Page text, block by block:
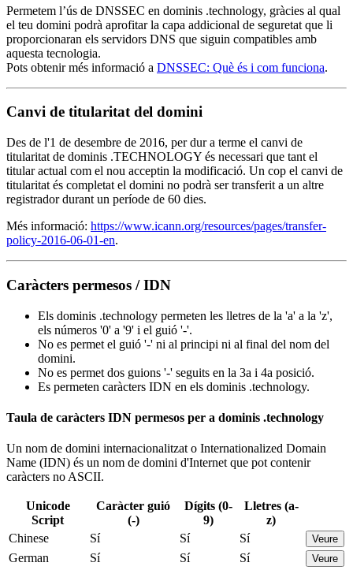
Permetem l’ús de DNSSEC en dominis .technology, gràcies al qual
el teu domini podrà aprofitar la capa addicional de seguretat que li
proporcionaran els servidors DNS que siguin compatibles amb
aquesta tecnologia.
Pots obtenir més informació a DNSSEC: Què és i com funciona.
Canvi de titularitat del domini
Des de l'1 de desembre de 2016, per dur a terme el canvi de
titularitat de dominis .TECHNOLOGY és necessari que tant el
titular actual com el nou acceptin la modificació. Un cop el canvi de
titularitat és completat el domini no podrà ser transferit a un altre
registrador durant un període de 60 dies.
Més informació: https://www.icann.org/resources/pages/transfer-
policy-2016-06-01-en.
Caràcters permesos / IDN
Els dominis .technology permeten les lletres de la 'a' a la 'z',
els números '0' a '9' i el guió '-'.
No es permet el guió '-' ni al principi ni al final del nom del
domini.
No es permet dos guions '-' seguits en la 3a i 4a posició.
Es permeten caràcters IDN en els dominis .technology.
Taula de caràcters IDN permesos per a dominis .technology
Un nom de domini internacionalitzat o Internationalized Domain
Name (IDN) és un nom de domini d'Internet que pot contenir
caràcters no ASCII.
Unicode
Script
Caràcter guió
(-)
Dígits (0-
9)
Lletres (a-
z)
Chinese
Sí Sí Sí Veure
German Sí Sí Sí Veure